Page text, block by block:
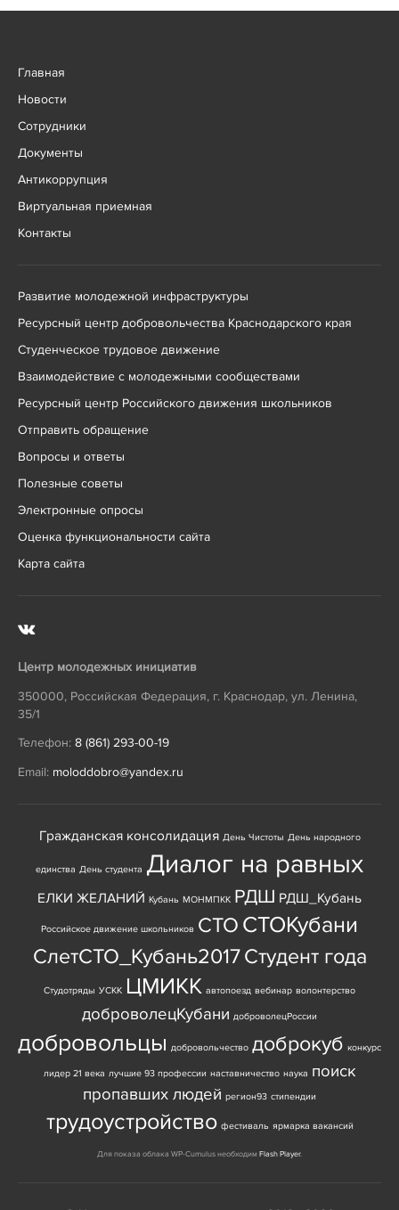
Главная
Новости
Сотрудники
Документы
Антикоррупция
Виртуальная приемная
Контакты
Развитие молодежной инфраструктуры
Ресурсный центр добровольчества Краснодарского края
Студенческое трудовое движение
Взаимодействие с молодежными сообществами
Ресурсный центр Российского движения школьников
Отправить обращение
Вопросы и ответы
Полезные советы
Электронные опросы
Оценка функциональности сайта
Карта сайта
Центр молодежных инициатив
350000, Российская Федерация, г. Краснодар, ул. Ленина,
35/1
Телефон: 8 (861) 293-00-19
Email: moloddobro@yandex.ru
Гражданская консолидация День Чистоты День народного
единства День студента Диалог на равных
ЕЛКИ ЖЕЛАНИЙ Кубань МОНМПКК РДШ РДШ_Кубань
Российское движение школьников СТО СТОКубани
СлетСТО_Кубань2017Студент года
Студотряды УСКК ЦМИКК автопоезд вебинар волонтерство
доброволецКубани доброволецРоссии
добровольцы добровольчество доброкуб конкурс
лидер 21 века лучшие 93 профессии наставничество наука поиск
пропавших людей регион93 стипендии
трудоустройство фестиваль ярмарка вакансий
Для показа облака WP-Cumulus необходим Flash Player.